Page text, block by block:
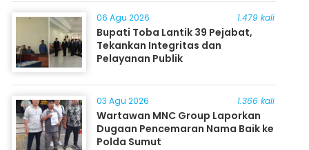
06 Agu 2026 1.479 kali
Bupati Toba Lantik 39 Pejabat,
Tekankan Integritas dan
Pelayanan Publik
03 Agu 2026 1.366 kali
Wartawan MNC Group Laporkan
Dugaan Pencemaran Nama Baik ke
Polda Sumut